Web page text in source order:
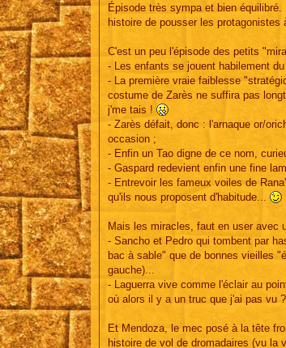
s
a
Épisode très sympa et bien
histoire de pousser les
C'est un peu l'épisode des petits
- Les enfants se jouent habilement
- La première vraie faiblesse
costume de Zarès ne suffira pas
j'me tais !
- Zarès défait, donc : l'arnaque or/
occasion ;
- Enfin un Tao digne de ce nom,
- Gaspard redevient enfin une fine
- Entrevoir les fameux voiles de
qu'ils nous proposent d'habitude...
Mais les miracles, faut en user avec
- Sancho et Pedro qui tombent par
bac à sable" que de bonnes vieilles
gauche)...
- Laguerra vive comme l'éclair au
où alors il y a un truc que j'ai pas vu
Et Mendoza, le mec posé à la tête
histoire de vol de dromadaires (vu